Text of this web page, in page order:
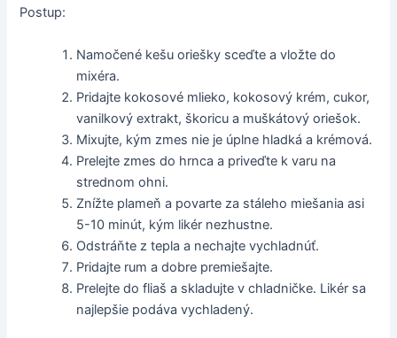
Postup:
Namočené kešu oriešky sceďte a vložte do
mixéra.
Pridajte kokosové mlieko, kokosový krém, cukor,
vanilkový extrakt, škoricu a muškátový oriešok.
Mixujte, kým zmes nie je úplne hladká a krémová.
Prelejte zmes do hrnca a priveďte k varu na
strednom ohni.
Znížte plameň a povarte za stáleho miešania asi
5-10 minút, kým likér nezhustne.
Odstráňte z tepla a nechajte vychladnúť.
Pridajte rum a dobre premiešajte.
Prelejte do fliaš a skladujte v chladničke. Likér sa
najlepšie podáva vychladený.